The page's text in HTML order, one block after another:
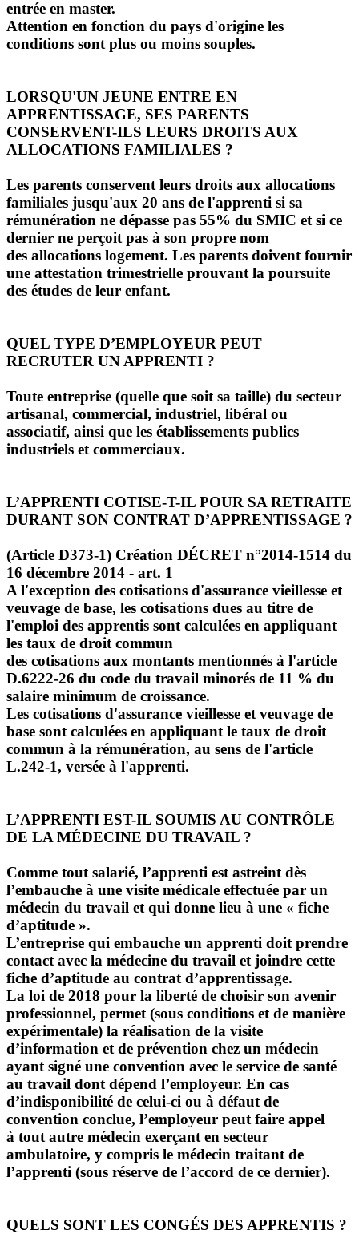
entrée en master.
Attention en fonction du pays d'origine les
conditions sont plus ou moins souples.
LORSQU'UN JEUNE ENTRE EN
APPRENTISSAGE, SES PARENTS
CONSERVENT-ILS LEURS DROITS AUX
ALLOCATIONS FAMILIALES ?
Les parents conservent leurs droits aux allocations
familiales jusqu'aux 20 ans de l'apprenti si sa
rémunération ne dépasse pas 55% du SMIC et si ce
dernier ne perçoit pas à son propre nom
des allocations logement. Les parents doivent fournir
une attestation trimestrielle prouvant la poursuite
des études de leur enfant.
QUEL TYPE D’EMPLOYEUR PEUT
RECRUTER UN APPRENTI ?
Toute entreprise (quelle que soit sa taille) du secteur
artisanal, commercial, industriel, libéral ou
associatif, ainsi que les établissements publics
industriels et commerciaux.
L’APPRENTI COTISE-T-IL POUR SA RETRAITE
DURANT SON CONTRAT D’APPRENTISSAGE ?
(Article D373-1) Création DÉCRET n°2014-1514 du
16 décembre 2014 - art. 1
A l'exception des cotisations d'assurance vieillesse et
veuvage de base, les cotisations dues au titre de
l'emploi des apprentis sont calculées en appliquant
les taux de droit commun
des cotisations aux montants mentionnés à l'article
D.6222-26 du code du travail minorés de 11 % du
salaire minimum de croissance.
Les cotisations d'assurance vieillesse et veuvage de
base sont calculées en appliquant le taux de droit
commun à la rémunération, au sens de l'article
L.242-1, versée à l'apprenti.
L’APPRENTI EST-IL SOUMIS AU CONTRÔLE
DE LA MÉDECINE DU TRAVAIL ?
Comme tout salarié, l’apprenti est astreint dès
l’embauche à une visite médicale effectuée par un
médecin du travail et qui donne lieu à une « fiche
d’aptitude ».
L’entreprise qui embauche un apprenti doit prendre
contact avec la médecine du travail et joindre cette
fiche d’aptitude au contrat d’apprentissage.
La loi de 2018 pour la liberté de choisir son avenir
professionnel, permet (sous conditions et de manière
expérimentale) la réalisation de la visite
d’information et de prévention chez un médecin
ayant signé une convention avec le service de santé
au travail dont dépend l’employeur. En cas
d’indisponibilité de celui-ci ou à défaut de
convention conclue, l’employeur peut faire appel
à tout autre médecin exerçant en secteur
ambulatoire, y compris le médecin traitant de
l’apprenti (sous réserve de l’accord de ce dernier).
QUELS SONT LES CONGÉS DES APPRENTIS ?